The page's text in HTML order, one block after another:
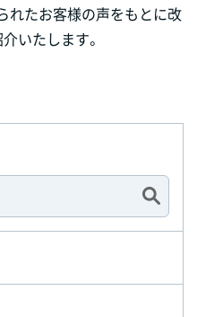
れたお客様の声をもとに改
いたします。